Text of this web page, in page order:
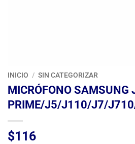
INICIO / SIN CATEGORIZAR
MICRÓFONO
PRIME/J5/J110/J7/
$116